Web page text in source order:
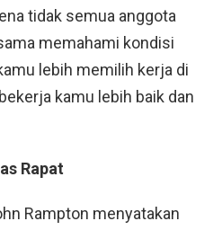
tidak semua anggota
memahami kondisi
lebih memilih kerja di
kamu lebih baik dan
Rapat
Rampton menyatakan